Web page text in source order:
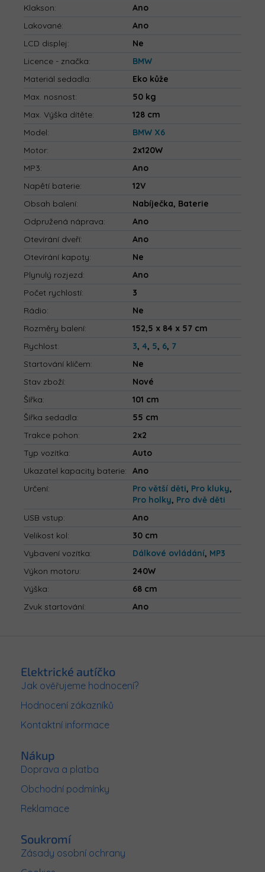
Klakson:
Ano
Lakované:
Ano
LCD displej:
Ne
Licence - značka:
BMW
Materiál sedadla:
Eko kůže
Max. nosnost:
50 kg
Max. Výška dítěte:
128 cm
Model:
BMW X6
Motor:
2x120W
MP3:
Ano
Napětí baterie:
12V
Obsah balení:
Nabíječka, Baterie
Odpružená náprava:
Ano
Otevírání dveří:
Ano
Otevírání kapoty:
Ne
Plynulý rozjezd:
Ano
Počet rychlostí:
3
Rádio:
Ne
Rozměry balení:
152,5 x 84 x 57 cm
Rychlost: 3, 4, 5, 6, 7
Startování klíčem:
Ne
Stav zboží:
Nové
Šířka:
101 cm
Šířka sedadla:
55 cm
Trakce pohon:
2x2
Typ vozítka:
Auto
Ukazatel kapacity baterie:
Ano
Určení: Pro větší děti, Pro kluky,
Pro holky, Pro dvě děti
USB vstup:
Ano
Velikost kol:
30 cm
Vybavení vozítka: Dálkové ovládání, MP3
Výkon motoru:
240W
Výška:
68 cm
Zvuk startování: Ano
Elektrické autíčko
Jak ověřujeme hodnocení?
Hodnocení zákazníků
Kontaktní informace
Nákup
Doprava a platba
Obchodní podmínky
Reklamace
Soukromí
Zásady osobní ochrany